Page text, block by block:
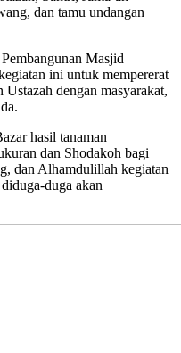
dan tamu undangan
Masjid
ini untuk mempererat
dengan masyarakat,
hasil tanaman
dan Shodakoh bagi
dan Alhamdulillah kegiatan
duga akan